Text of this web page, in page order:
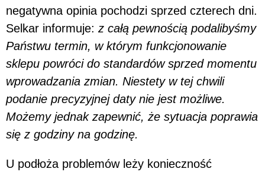
negatywna opinia pochodzi sprzed czterech dni.
Selkar informuje: z całą pewnością podalibyśmy
Państwu termin, w którym funkcjonowanie
sklepu powróci do standardów sprzed momentu
wprowadzania zmian. Niestety w tej chwili
podanie precyzyjnej daty nie jest możliwe.
Możemy jednak zapewnić, że sytuacja poprawia
się z godziny na godzinę.
U podłoża problemów leży konieczność